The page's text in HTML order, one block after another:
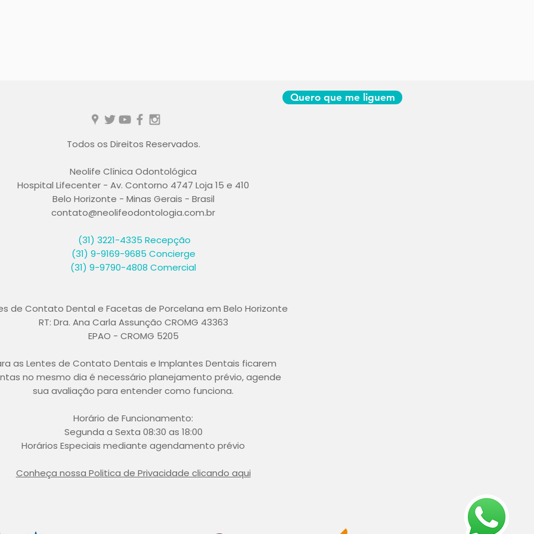
Quero que me liguem
Todos os Direitos Reservados.
Neolife Clínica Odontológica
Hospital Lifecenter - Av. Contorno 4747 Loja 15 e 410
Belo Horizonte - Minas Gerais - Brasil
contato@neolifeodontologia.com.br
(31) 3221-4335 Recepção
(31) 9-9169-9685 Concierge
(31) 9-9790-4808 Comercial
de Contato Dental e Facetas de Porcelana em Belo Horizonte
RT: Dra. Ana Carla Assunção CROMG 43363
EPAO - CROMG 5205
as Lentes de Contato Dentais e Implantes Dentais ficarem
no mesmo dia é necessário planejamento prévio, agende
sua avaliação para entender como funciona.
Horário de Funcionamento:
Segunda a Sexta 08:30 as 18:00
Horários Especiais mediante agendamento prévio
Conheça nossa Politica de Privacidade clicando aqui